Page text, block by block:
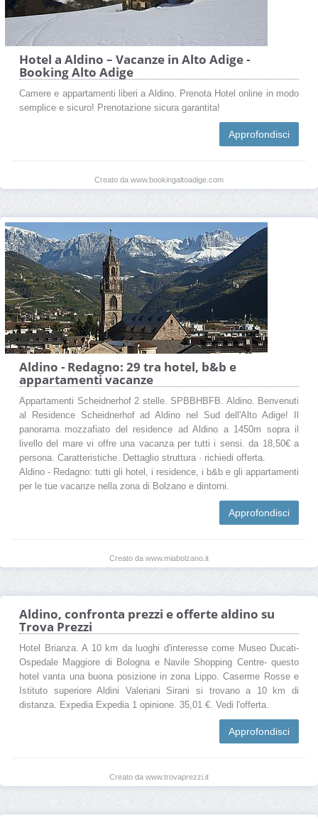
Hotel a Aldino – Vacanze in Alto Adige -
Booking Alto Adige
Camere e appartamenti liberi a Aldino. Prenota Hotel online in modo
semplice e sicuro! Prenotazione sicura garantita!
Approfondisci
Creato da www.bookingaltoadige.com
Aldino - Redagno: 29 tra hotel, b&b e
appartamenti vacanze
Appartamenti Scheidnerhof 2 stelle. SPBBHBFB. Aldino. Benvenuti
al Residence Scheidnerhof ad Aldino nel Sud dell'Alto Adige! Il
panorama mozzafiato del residence ad Aldino a 1450m sopra il
livello del mare vi offre una vacanza per tutti i sensi. da 18,50€ a
persona. Caratteristiche. Dettaglio struttura · richiedi offerta.
Aldino - Redagno: tutti gli hotel, i residence, i b&b e gli appartamenti
per le tue vacanze nella zona di Bolzano e dintorni.
Approfondisci
Creato da www.miabolzano.it
Aldino, confronta prezzi e offerte aldino su
Trova Prezzi
Hotel Brianza. A 10 km da luoghi d'interesse come Museo Ducati-
Ospedale Maggiore di Bologna e Navile Shopping Centre- questo
hotel vanta una buona posizione in zona Lippo. Caserme Rosse e
Istituto superiore Aldini Valeriani Sirani si trovano a 10 km di
distanza. Expedia Expedia 1 opinione. 35,01 €. Vedi l'offerta.
Approfondisci
Creato da www.trovaprezzi.it